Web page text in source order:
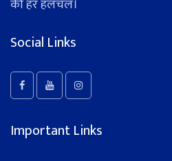
की हर हलचल।
Social Links
Important Links